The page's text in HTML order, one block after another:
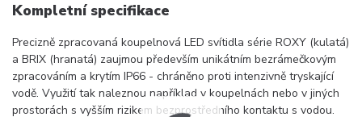
Kompletní specifikace
Precizně zpracovaná koupelnová LED svítidla série ROXY (kulatá)
a BRIX (hranatá) zaujmou především unikátním bezrámečkovým
zpracováním a krytím IP66 - chráněno proti intenzivně tryskající
vodě. Využití tak naleznou například v koupelnách nebo v jiných
prostorách s vyšším rizikem bezprostředního kontaktu s vodou.